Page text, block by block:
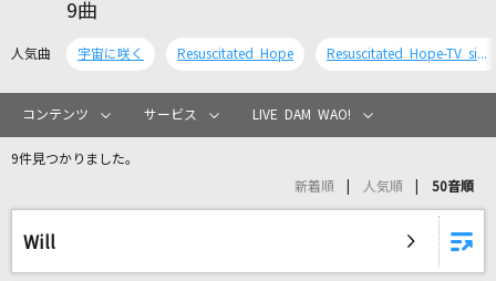
カラオケリクエスト
9曲
人気曲 宇宙に咲く Resuscitated Hope Resuscitated Hope-TV size-
コンテンツ サービス LIVE DAM WAO!
9件見つかりました。
新着順 人気順 50音順
Will